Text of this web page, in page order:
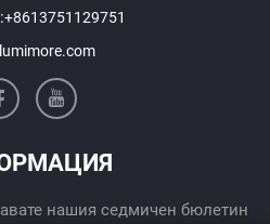
+8613751129751
нашия седмичен бюлетин